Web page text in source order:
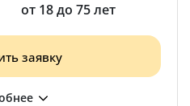
от 18 до 75 лет
заявку